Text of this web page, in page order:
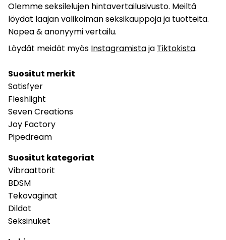
Olemme seksilelujen hintavertailusivusto. Meiltä
löydät laajan valikoiman seksikauppoja ja tuotteita.
Nopea & anonyymi vertailu.
Löydät meidät myös Instagramistaja Tiktokista.
Suositut merkit
Satisfyer
Fleshlight
Seven Creations
Joy Factory
Pipedream
Suositut kategoriat
Vibraattorit
BDSM
Tekovaginat
Dildot
Seksinuket